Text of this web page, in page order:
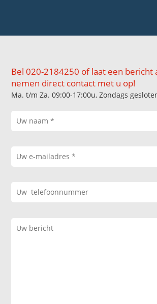
Bel 020-2184250 of laat een bericht
nemen direct contact met u op!
Ma. t/m Za. 09:00-17:00u, Zondags